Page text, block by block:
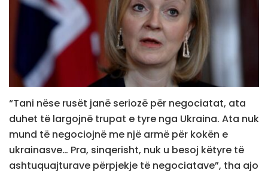
“Tani nëse rusët janë seriozë për negociatat, ata
duhet të largojnë trupat e tyre nga Ukraina. Ata nuk
mund të negociojnë me një armë për kokën e
ukrainasve… Pra, sinqerisht, nuk u besoj këtyre të
ashtuquajturave përpjekje të negociatave”, tha ajo